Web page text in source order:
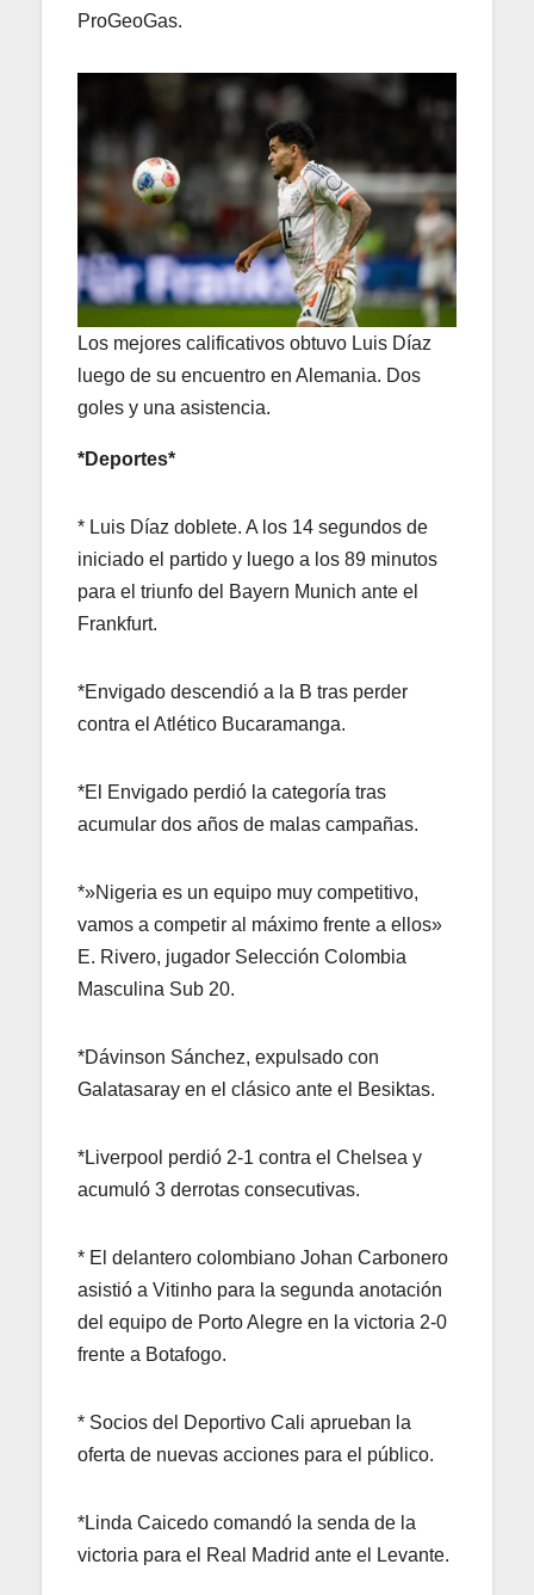
ProGeoGas.
Los mejores calificativos obtuvo Luis Díaz
luego de su encuentro en Alemania. Dos
goles y una asistencia.
*Deportes*
* Luis Díaz doblete. A los 14 segundos de
iniciado el partido y luego a los 89 minutos
para el triunfo del Bayern Munich ante el
Frankfurt.
*Envigado descendió a la B tras perder
contra el Atlético Bucaramanga.
*El Envigado perdió la categoría tras
acumular dos años de malas campañas.
*»Nigeria es un equipo muy competitivo,
vamos a competir al máximo frente a ellos»
E. Rivero, jugador Selección Colombia
Masculina Sub 20.
*Dávinson Sánchez, expulsado con
Galatasaray en el clásico ante el Besiktas.
*Liverpool perdió 2-1 contra el Chelsea y
acumuló 3 derrotas consecutivas.
* El delantero colombiano Johan Carbonero
asistió a Vitinho para la segunda anotación
del equipo de Porto Alegre en la victoria 2-0
frente a Botafogo.
* Socios del Deportivo Cali aprueban la
oferta de nuevas acciones para el público.
*Linda Caicedo comandó la senda de la
victoria para el Real Madrid ante el Levante.